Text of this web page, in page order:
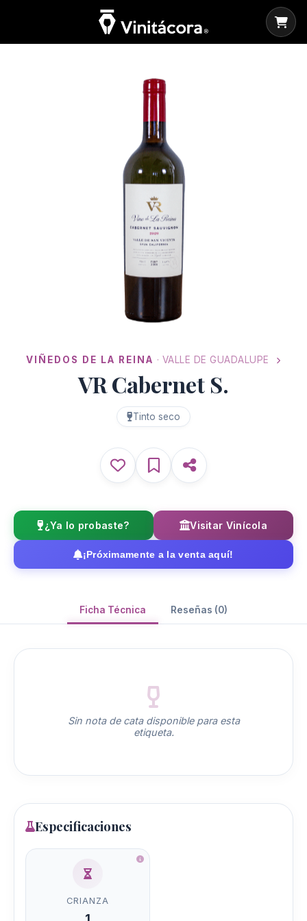
VIÑEDOS DE LA REINA · VALLE DE GUADALUPE
VR Cabernet S.
Tinto seco
¿Ya lo probaste? Visitar Vinícola
¡Próximamente a la venta aquí!
Ficha Técnica Reseñas (0)
Sin nota de cata disponible para esta
etiqueta.
Especificaciones
CRIANZA